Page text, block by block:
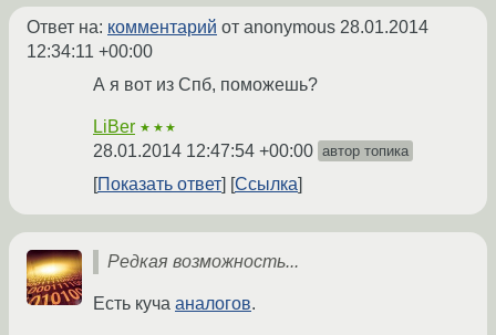
Ответ на: комментарий от anonymous 28.01.2014
12:34:11 +00:00
А я вот из Спб, поможешь?
LiBer ★★★
28.01.2014 12:47:54 +00:00 автор топика
Показать ответ Ссылка
Редкая возможность...
Есть куча аналогов.